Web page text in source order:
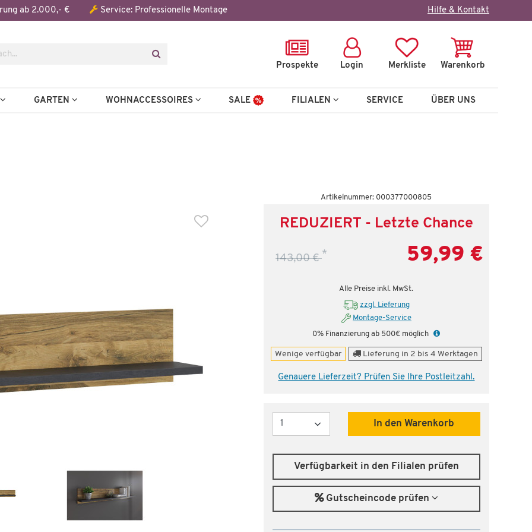
ab 2.000,- € Service: Professionelle Montage Hilfe & Kontakt
Prospekte Login Merkliste Warenkorb
GARTEN WOHNACCESSOIRES SALE FILIALEN SERVICE ÜBER UNS
Artikelnummer: 000377000805
REDUZIERT - Letzte Chance
143,00 €* 59,99 €
Alle Preise inkl. MwSt.
zzgl. Lieferung
Montage-Service
0% Finanzierung ab 500€ möglich
Wenige verfügbar Lieferung in 2 bis 4 Werktagen
Genauere Lieferzeit? Prüfen Sie Ihre Postleitzahl.
Menge
In den Warenkorb
Der Artikel wurde in den Warenkorb gelegt:
Vitrine
399,99 €
Verfügbarkeit in den Filialen prüfen
Gutscheincode prüfen